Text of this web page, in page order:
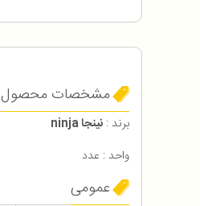
مشخصات محصول
برند : نینجا ninja
واحد : عدد
عمومی